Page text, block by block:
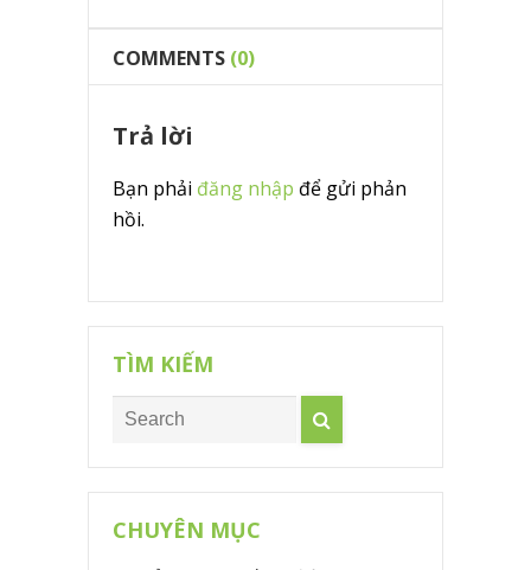
COMMENTS (0)
Trả lời
Bạn phải đăng nhập để gửi phản
hồi.
TÌM KIẾM
CHUYÊN MỤC